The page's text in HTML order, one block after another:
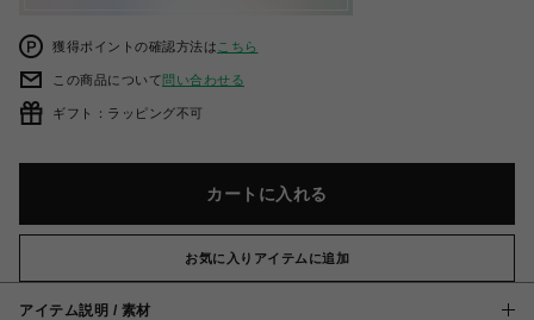
獲得ポイントの確認方法は こちら
この商品について問い合わせる
ギフト：ラッピング不可
カートに入れる
お気に入りアイテムに追加
アイテム説明 / 素材